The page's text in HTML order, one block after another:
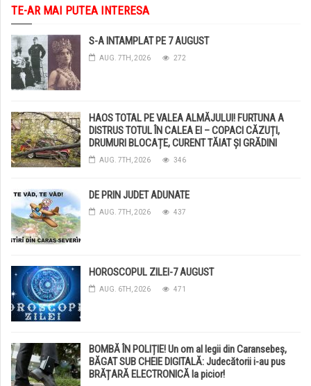
TE-AR MAI PUTEA INTERESA
S-A INTAMPLAT PE 7 AUGUST
AUG. 7TH, 2026 272
HAOS TOTAL PE VALEA ALMĂJULUI! FURTUNA A
DISTRUS TOTUL ÎN CALEA EI – COPACI CĂZUȚI,
DRUMURI BLOCAȚE, CURENT TĂIAT ȘI GRĂDINI
DISTRUSE DE GRINDINĂ!
AUG. 7TH, 2026 346
DE PRIN JUDET ADUNATE
AUG. 7TH, 2026 437
HOROSCOPUL ZILEI-7 AUGUST
AUG. 6TH, 2026 471
BOMBĂ ÎN POLIȚIE! Un om al legii din Caransebeș,
BĂGAT SUB CHEIE DIGITALĂ: Judecătorii i-au pus
BRĂȚARĂ ELECTRONICĂ la picior!